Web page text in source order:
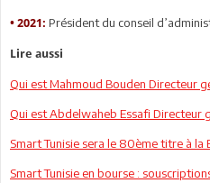
• 2021: Président du conseil
Lire aussi
Qui est Mahmoud Bouden Directeur
Qui est Abdelwaheb Essafi Directeur
Smart Tunisie sera le 80ème titre à la
Smart Tunisie en bourse :